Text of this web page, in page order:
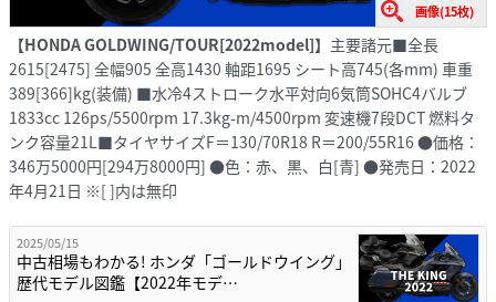
画像(15枚)
【HONDA GOLDWING/TOUR[2022model]】 主要諸元■全長
2615[2475] 全幅905 全高1430 軸距1695 シート高745(各mm) 車重
389[366]kg(装備) ■水冷4ストローク水平対向6気筒SOHC4バルブ
1833cc 126ps/5500rpm 17.3kg-m/4500rpm 変速機7段DCT 燃料タ
ンク容量21L■タイヤサイズF＝130/70R18 R＝200/55R16 ●価格：
346万5000円[294万8000円] ●色：赤、黒、白[青] ●発売日：2022
年4月21日 ※[ ]内は無印
2025/05/15
中古相場もわかる! ホンダ「ゴールドウイング」
歴代モデル図鑑【2022年モデ…